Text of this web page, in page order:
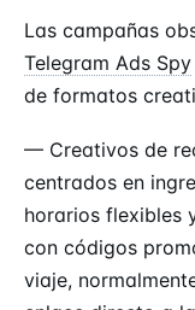
Las campañas
Telegram Ads Spy
de formatos
— Creativos de
centrados en
horarios flexibles
con códigos
viaje,